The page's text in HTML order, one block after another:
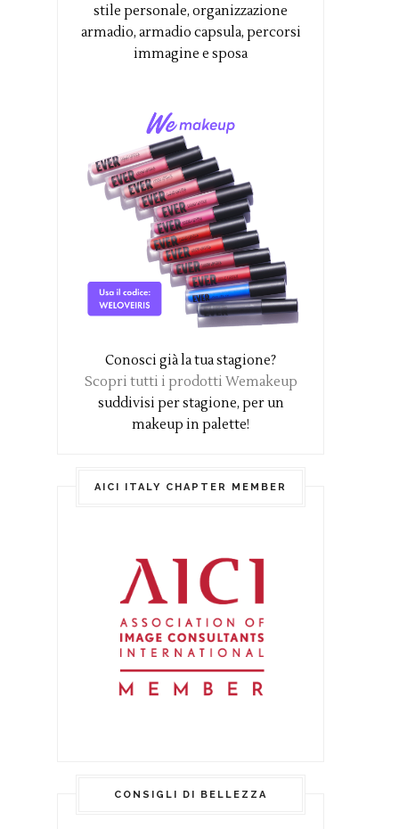
stile personale, organizzazione
armadio, armadio capsula, percorsi
immagine e sposa
Conosci già la tua stagione?
Scopri tutti i prodotti Wemakeup
suddivisi per stagione, per un
makeup in palette!
AICI ITALY CHAPTER MEMBER
CONSIGLI DI BELLEZZA